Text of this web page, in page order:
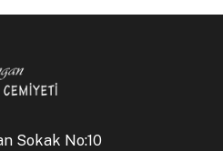
Sokak No:10